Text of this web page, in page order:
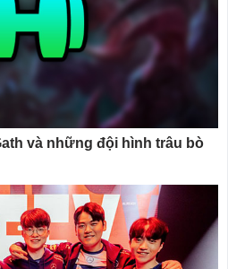
và những đội hình trâu bò